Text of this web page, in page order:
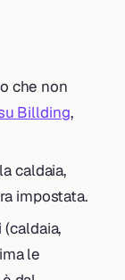
che non
Billding,
caldaia,
impostata.
(caldaia,
le